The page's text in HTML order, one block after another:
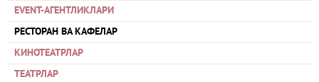
EVENT-АГЕНТЛИКЛАРИ
РЕСТОРАН ВА КАФЕЛАР
КИНОТЕАТРЛАР
ТЕАТРЛАР